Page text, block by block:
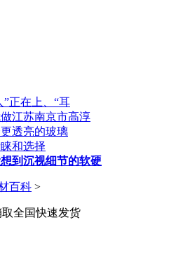
”正在上、“耳
江苏南京市高淳
透亮的玻璃
和选择
到沉视细节的软硬
百科 >
全国快速发货